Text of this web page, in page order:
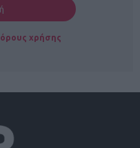
όρους χρήσης